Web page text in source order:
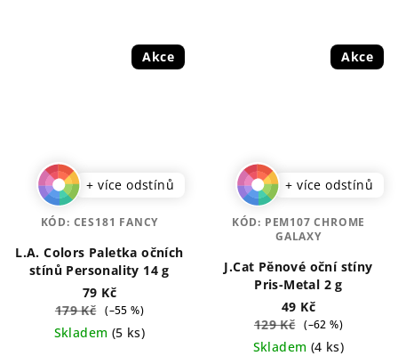
Akce
+ více odstínů
L.A. Colors Paletka očních
stínů Personality 14 g
79 Kč
179 Kč (–55 %)
Skladem (5 ks)
KÓD: CES181 FANCY
Akce
+ více odstínů
J.Cat Pěnové oční stíny
Pris-Metal 2 g
49 Kč
129 Kč (–62 %)
Skladem (4 ks)
KÓD: PEM107 CHROME
GALAXY